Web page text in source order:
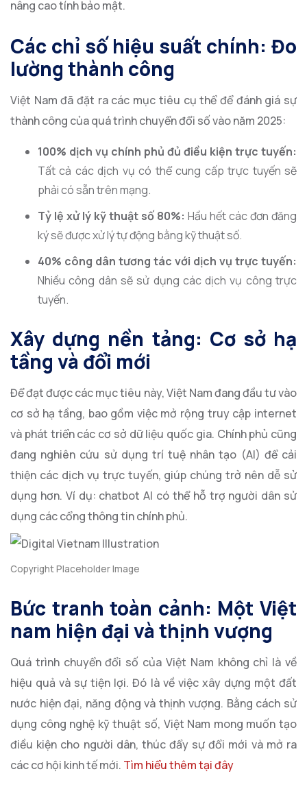
nâng cao tính bảo mật.
Các chỉ số hiệu suất chính: Đo
lường thành công
Việt Nam đã đặt ra các mục tiêu cụ thể để đánh giá sự
thành công của quá trình chuyển đổi số vào năm 2025:
100% dịch vụ chính phủ đủ điều kiện trực tuyến:
Tất cả các dịch vụ có thể cung cấp trực tuyến sẽ
phải có sẵn trên mạng.
Tỷ lệ xử lý kỹ thuật số 80%: Hầu hết các đơn đăng
ký sẽ được xử lý tự động bằng kỹ thuật số.
40% công dân tương tác với dịch vụ trực tuyến:
Nhiều công dân sẽ sử dụng các dịch vụ công trực
tuyến.
Xây dựng nền tảng: Cơ sở hạ
tầng và đổi mới
Để đạt được các mục tiêu này, Việt Nam đang đầu tư vào
cơ sở hạ tầng, bao gồm việc mở rộng truy cập internet
và phát triển các cơ sở dữ liệu quốc gia. Chính phủ cũng
đang nghiên cứu sử dụng trí tuệ nhân tạo (AI) để cải
thiện các dịch vụ trực tuyến, giúp chúng trở nên dễ sử
dụng hơn. Ví dụ: chatbot AI có thể hỗ trợ người dân sử
dụng các cổng thông tin chính phủ.
Copyright Placeholder Image
Bức tranh toàn cảnh: Một Việt
nam hiện đại và thịnh vượng
Quá trình chuyển đổi số của Việt Nam không chỉ là về
hiệu quả và sự tiện lợi. Đó là về việc xây dựng một đất
nước hiện đại, năng động và thịnh vượng. Bằng cách sử
dụng công nghệ kỹ thuật số, Việt Nam mong muốn tạo
điều kiện cho người dân, thúc đẩy sự đổi mới và mở ra
các cơ hội kinh tế mới. Tìm hiểu thêm tại đây